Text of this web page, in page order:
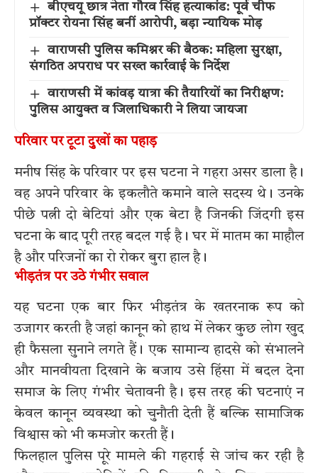
बीएचयू छात्र नेता गौरव सिंह हत्याकांड: पूर्व चीफ
प्रॉक्टर रोयना सिंह बनीं आरोपी, बड़ा न्यायिक मोड़
वाराणसी पुलिस कमिश्नर की बैठक: महिला सुरक्षा,
संगठित अपराध पर सख्त कार्रवाई के निर्देश
वाराणसी में कांवड़ यात्रा की तैयारियों का निरीक्षण:
पुलिस आयुक्त व जिलाधिकारी ने लिया जायजा
परिवार पर टूटा दुखों का पहाड़
मनीष सिंह के परिवार पर इस घटना ने गहरा असर डाला है।
वह अपने परिवार के इकलौते कमाने वाले सदस्य थे। उनके
पीछे पत्नी दो बेटियां और एक बेटा है जिनकी जिंदगी इस
घटना के बाद पूरी तरह बदल गई है। घर में मातम का माहौल
है और परिजनों का रो रोकर बुरा हाल है।
भीड़तंत्र पर उठे गंभीर सवाल
यह घटना एक बार फिर भीड़तंत्र के खतरनाक रूप को
उजागर करती है जहां कानून को हाथ में लेकर कुछ लोग खुद
ही फैसला सुनाने लगते हैं। एक सामान्य हादसे को संभालने
और मानवीयता दिखाने के बजाय उसे हिंसा में बदल देना
समाज के लिए गंभीर चेतावनी है। इस तरह की घटनाएं न
केवल कानून व्यवस्था को चुनौती देती हैं बल्कि सामाजिक
विश्वास को भी कमजोर करती हैं।
फिलहाल पुलिस पूरे मामले की गहराई से जांच कर रही है